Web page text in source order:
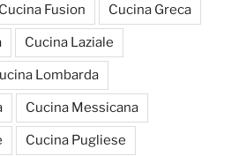
Cucina Fusion Cucina Greca
Cucina Laziale
Lombarda
Cucina Messicana
Cucina Pugliese